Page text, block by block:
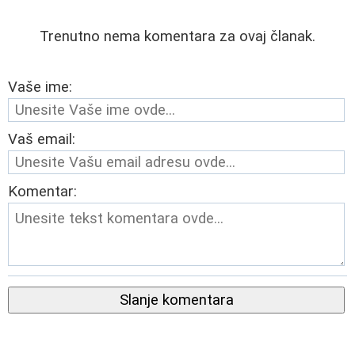
Trenutno nema komentara za ovaj članak.
Vaše ime:
Vaš email:
Komentar:
Slanje komentara